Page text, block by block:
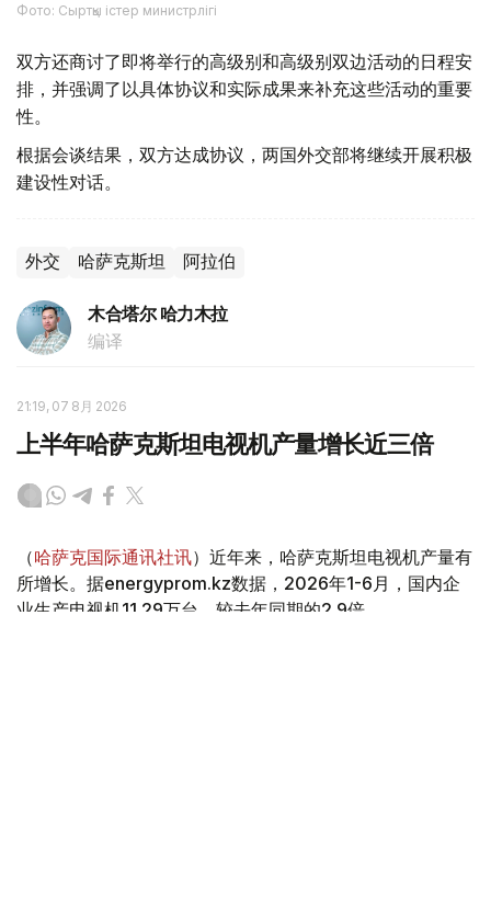
Фото: Сыртқы істер министрлігі
双方还商讨了即将举行的高级别和高级别双边活动的日程安
排，并强调了以具体协议和实际成果来补充这些活动的重要
性。
根据会谈结果，双方达成协议，两国外交部将继续开展积极
建设性对话。
外交 哈萨克斯坦 阿拉伯
木合塔尔 哈力木拉
编译
21:19, 07 8月 2026
上半年哈萨克斯坦电视机产量增长近三倍
（哈萨克国际通讯社讯）近年来，哈萨克斯坦电视机产量有
所增长。据energyprom.kz数据，2026年1-6月，国内企
业生产电视机11.29万台，较去年同期的2.9倍。